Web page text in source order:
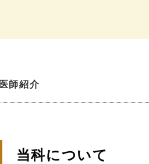
医師紹介
当科について